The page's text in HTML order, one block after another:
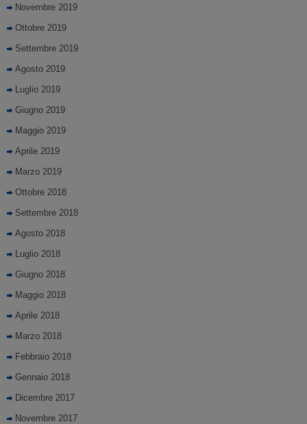
Novembre 2019
Ottobre 2019
Settembre 2019
Agosto 2019
Luglio 2019
Giugno 2019
Maggio 2019
Aprile 2019
Marzo 2019
Ottobre 2018
Settembre 2018
Agosto 2018
Luglio 2018
Giugno 2018
Maggio 2018
Aprile 2018
Marzo 2018
Febbraio 2018
Gennaio 2018
Dicembre 2017
Novembre 2017